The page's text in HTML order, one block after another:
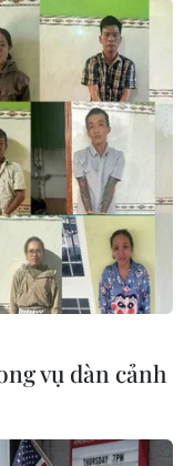
vụ dàn cảnh